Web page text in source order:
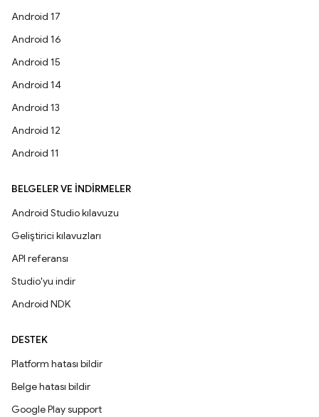
Android 17
Android 16
Android 15
Android 14
Android 13
Android 12
Android 11
BELGELER VE İNDIRMELER
Android Studio kılavuzu
Geliştirici kılavuzları
API referansı
Studio'yu indir
Android NDK
DESTEK
Platform hatası bildir
Belge hatası bildir
Google Play support